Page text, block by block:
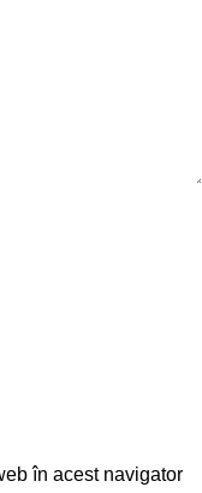
în acest navigator